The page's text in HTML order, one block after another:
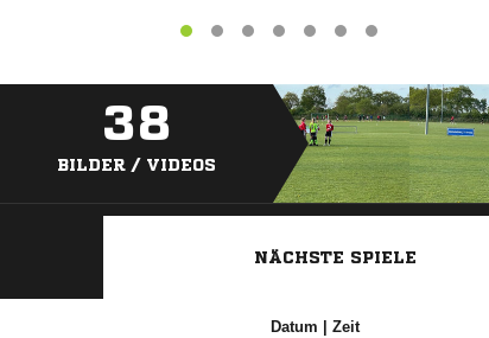
38
BILDER / VIDEOS
NÄCHSTE SPIELE
Datum | Zeit